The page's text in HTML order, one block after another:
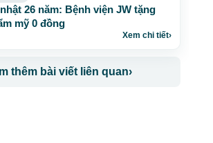
26 năm: Bệnh viện JW tặng
mỹ 0 đồng
Xem chi tiết›
thêm bài viết liên quan›